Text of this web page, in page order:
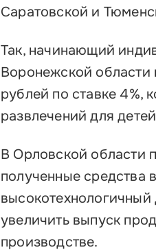
Саратовской и
Так, начинающий
Воронежской
рублей по ставке 4%,
развлечений для
В Орловской области
полученные средства
увеличить выпуск
производстве.